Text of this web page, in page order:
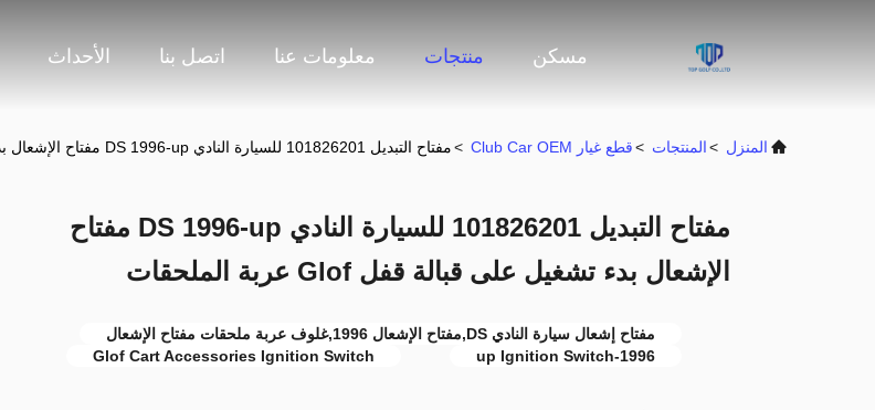
مسكن منتجات معلومات عنا اتصل بنا الأحداث
المنزل >المنتجات >قطع غيار Club Car OEM >مفتاح التبديل 101826201 للسيارة النادي DS 1996-up مفتاح الإشعال بدء تشغيل على قبالة قفل Glof عربة الملحقات
مفتاح التبديل 101826201 للسيارة النادي DS 1996-up مفتاح
الإشعال بدء تشغيل على قبالة قفل Glof عربة الملحقات
مفتاح إشعال سيارة النادي DS,مفتاح الإشعال 1996,غلوف عربة ملحقات مفتاح الإشعال
1996-up Ignition Switch
Glof Cart Accessories Ignition Switch